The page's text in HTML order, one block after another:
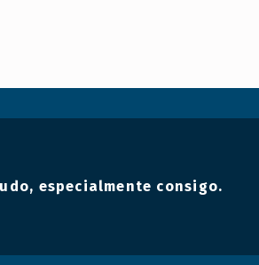
especialmente consigo.